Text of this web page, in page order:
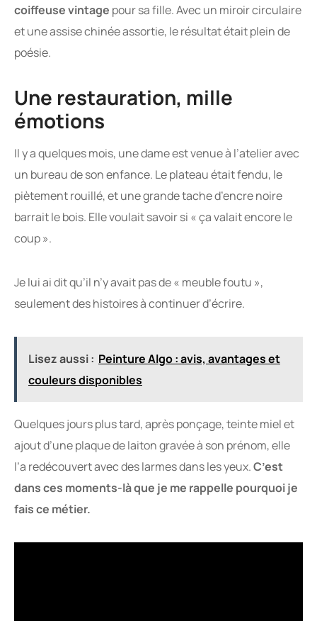
coiffeuse vintage pour sa fille. Avec un miroir circulaire
et une assise chinée assortie, le résultat était plein de
poésie.
Une restauration, mille
émotions
Il y a quelques mois, une dame est venue à l’atelier avec
un bureau de son enfance. Le plateau était fendu, le
piètement rouillé, et une grande tache d’encre noire
barrait le bois. Elle voulait savoir si « ça valait encore le
coup ».
Je lui ai dit qu’il n’y avait pas de « meuble foutu »,
seulement des histoires à continuer d’écrire.
Lisez aussi : Peinture Algo : avis, avantages et
couleurs disponibles
Quelques jours plus tard, après ponçage, teinte miel et
ajout d’une plaque de laiton gravée à son prénom, elle
l’a redécouvert avec des larmes dans les yeux.C’est
dans ces moments-là que je me rappelle pourquoi je
fais ce métier.